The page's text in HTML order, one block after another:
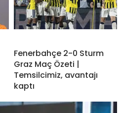
Fenerbahçe 2-0 Sturm
Graz Maç Özeti |
Temsilcimiz, avantajı
kaptı